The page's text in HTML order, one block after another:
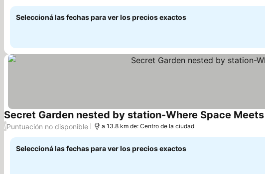
Seleccioná las fechas para ver los precios exactos
Secret Garden nested by station-Where Space
/Puntuación no disponible a 13.8 km de: Centro de la ciudad
Seleccioná las fechas para ver los precios exactos